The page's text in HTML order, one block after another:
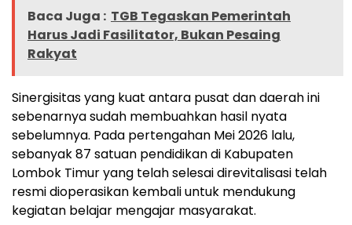
Baca Juga : TGB Tegaskan Pemerintah
Harus Jadi Fasilitator, Bukan Pesaing
Rakyat
Sinergisitas yang kuat antara pusat dan daerah ini
sebenarnya sudah membuahkan hasil nyata
sebelumnya. Pada pertengahan Mei 2026 lalu,
sebanyak 87 satuan pendidikan di Kabupaten
Lombok Timur yang telah selesai direvitalisasi telah
resmi dioperasikan kembali untuk mendukung
kegiatan belajar mengajar masyarakat.